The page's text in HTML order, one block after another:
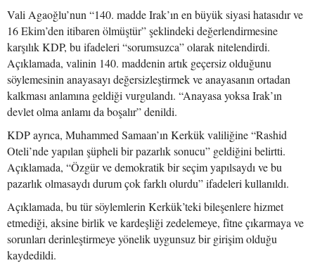
Vali Agaoğlu’nun “140. madde Irak’ın en büyük siyasi hatasıdır ve
16 Ekim’den itibaren ölmüştür” şeklindeki değerlendirmesine
karşılık KDP, bu ifadeleri “sorumsuzca” olarak nitelendirdi.
Açıklamada, valinin 140. maddenin artık geçersiz olduğunu
söylemesinin anayasayı değersizleştirmek ve anayasanın ortadan
kalkması anlamına geldiği vurgulandı. “Anayasa yoksa Irak’ın
devlet olma anlamı da boşalır” denildi.
KDP ayrıca, Muhammed Samaan’ın Kerkük valiliğine “Rashid
Oteli’nde yapılan şüpheli bir pazarlık sonucu” geldiğini belirtti.
Açıklamada, “Özgür ve demokratik bir seçim yapılsaydı ve bu
pazarlık olmasaydı durum çok farklı olurdu” ifadeleri kullanıldı.
Açıklamada, bu tür söylemlerin Kerkük’teki bileşenlere hizmet
etmediği, aksine birlik ve kardeşliği zedelemeye, fitne çıkarmaya ve
sorunları derinleştirmeye yönelik uygunsuz bir girişim olduğu
kaydedildi.